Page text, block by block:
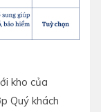
kho của
Quý khách